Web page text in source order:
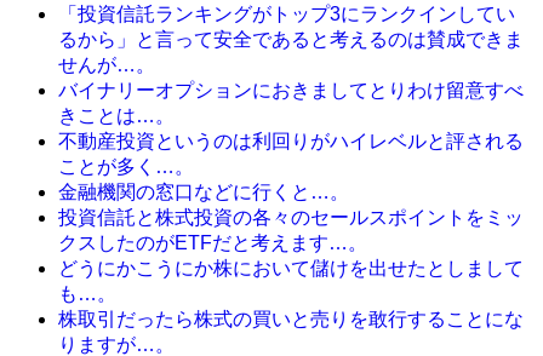
「投資信託ランキングがトップ3にランクインしてい
るから」と言って安全であると考えるのは賛成できま
せんが…。
バイナリーオプションにおきましてとりわけ留意すべ
きことは…。
不動産投資というのは利回りがハイレベルと評される
ことが多く…。
金融機関の窓口などに行くと…。
投資信託と株式投資の各々のセールスポイントをミッ
クスしたのがETFだと考えます…。
どうにかこうにか株において儲けを出せたとしまして
も…。
株取引だったら株式の買いと売りを敢行することにな
りますが…。